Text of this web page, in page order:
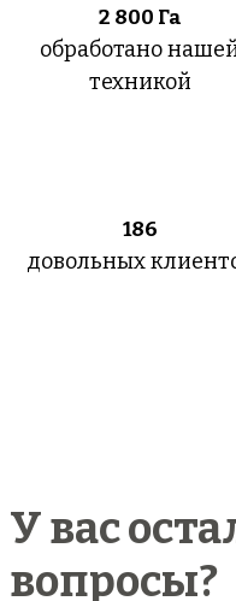
2 800 Га
обработано
техникой
186
довольных
У вас
вопросы?